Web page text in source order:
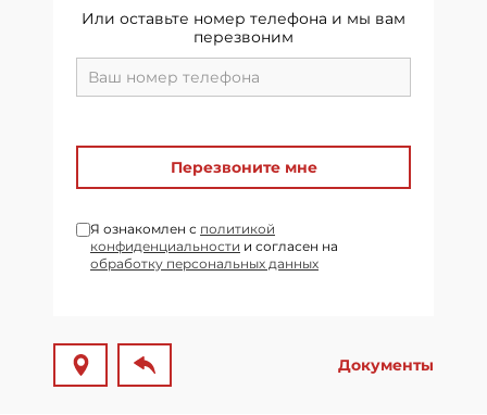
Или оставьте номер телефона и мы вам
перезвоним
Перезвоните мне
Я ознакомлен с политикой
конфиденциальности и согласен на
обработку персональных данных
Документы